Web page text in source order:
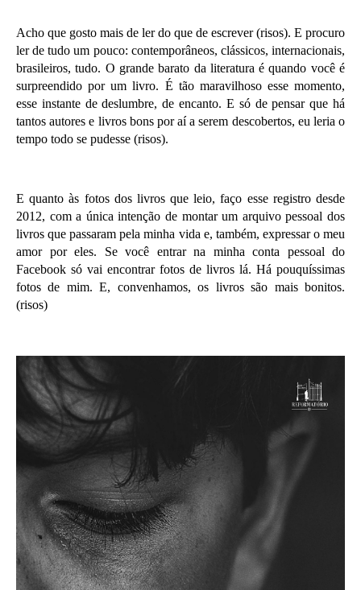
Acho que gosto mais de ler do que de escrever (risos). E procuro
ler de tudo um pouco: contemporâneos, clássicos, internacionais,
brasileiros, tudo. O grande barato da literatura é quando você é
surpreendido por um livro. É tão maravilhoso esse momento,
esse instante de deslumbre, de encanto. E só de pensar que há
tantos autores e livros bons por aí a serem descobertos, eu leria o
tempo todo se pudesse (risos).
E quanto às fotos dos livros que leio, faço esse registro desde
2012, com a única intenção de montar um arquivo pessoal dos
livros que passaram pela minha vida e, também, expressar o meu
amor por eles. Se você entrar na minha conta pessoal do
Facebook só vai encontrar fotos de livros lá. Há pouquíssimas
fotos de mim. E, convenhamos, os livros são mais bonitos.
(risos)